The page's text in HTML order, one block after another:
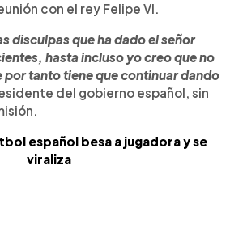
con el rey Felipe VI.
disculpas que ha dado el señor
hasta incluso yo creo que no
por tanto tiene que continuar dando
del gobierno español, sin
español besa a jugadora y se
viraliza